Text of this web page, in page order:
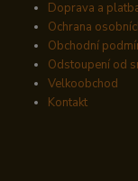
Doprava a
Ochrana
Obchodní
Odstoupení od
Velkoobchod
Kontakt